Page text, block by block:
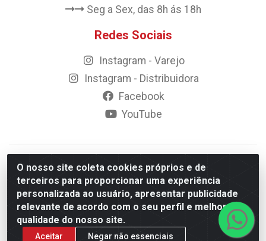
O nosso site coleta cookies próprios e de
terceiros para proporcionar uma experiência
personalizada ao usuário, apresentar publicidade
relevante de acordo com o seu perfil e melhorar a
qualidade do nosso site.
Aceitar Negar não essenciais
Seg a Sex, das 8h ás 18h
Redes Sociais
Instagram - Varejo
Instagram - Distribuidora
Facebook
YouTube
© 2023 Rally Motos - todos os direitos reservados.
Razão Social: Rally motos distribuidora, importadora e
transportadora de peças LTDA - CNPJ 09.262.859/0001-43 -
Rua Vigário Calixto 2900 - Catolé, Campina Grande/PB